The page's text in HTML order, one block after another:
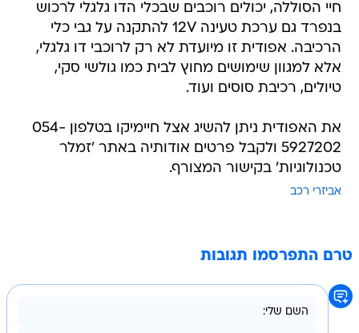
חיי הסוללה, יכולים רוכבים שבכלי הדו גלגלי לרכוש
בנפרד גם ערכת טעינה 12V להתקנה על גבי כלי
הרכיבה. אפודית זו מיועדת לא רק לרוכבי דו גלגלי,
אלא למגוון שימושים מחוץ לבית כמו גולשי סקי,
טיולים, רכיבת סוסים ועוד.
את האפודית ניתן להשיג אצל חיימיקו בטלפון 054-
5927202 ולקבל פרטים אודותיה באתר 'זמלר
טכנולוגיות' בקישור המצורף.
אביזרי רכב
טרם התפרסמו תגובות